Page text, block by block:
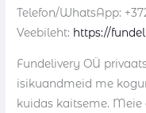
Telefon/WhatsApp:
Veebileht: https://
Fundelivery OÜ
isikuandmeid me
kuidas kaitseme.